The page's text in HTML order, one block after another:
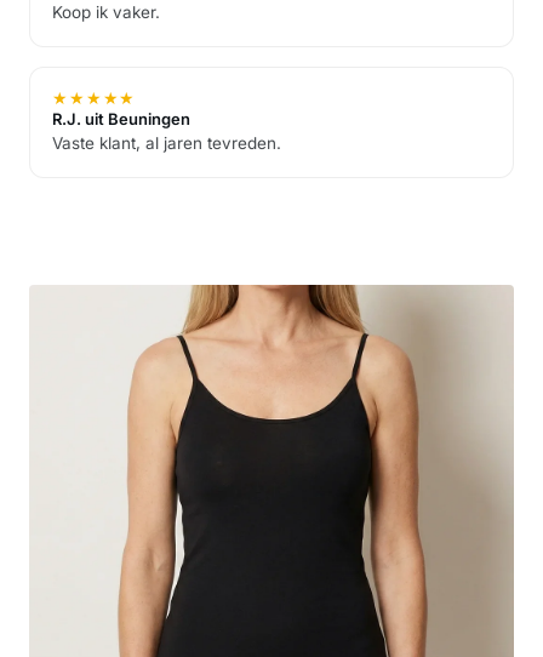
Koop ik vaker.
★★★★★
R.J. uit Beuningen
Vaste klant, al jaren tevreden.